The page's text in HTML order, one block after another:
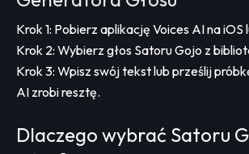
Krok 1: Pobierz aplikację Voices AI na iOS
Krok 2: Wybierz głos Satoru Gojo z
Krok 3: Wpisz swój tekst lub prześlij
AI zrobi resztę.
Dlaczego wybrać Satoru